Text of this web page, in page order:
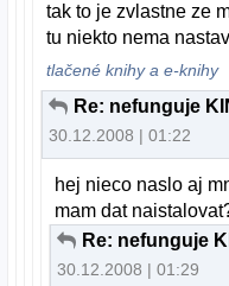
tak to je zvlastne ze
tu niekto nema
tlačené knihy a e-knihy
Re: nefunguje
30.12.2008 | 01:22
hej nieco naslo aj
mam dat
Re: nefunguje
30.12.2008 | 01:29